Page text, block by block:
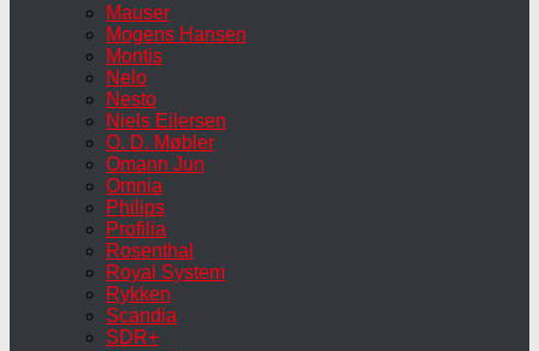
Mauser
Mogens Hansen
Montis
Nelo
Nesto
Niels Eilersen
O. D. Møbler
Omann Jun
Omnia
Philips
Profilia
Rosenthal
Royal System
Rykken
Scandia
SDR+